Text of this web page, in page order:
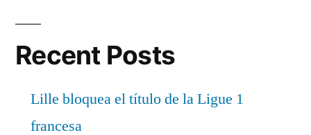
Recent Posts
Lille bloquea el título de la Ligue 1
francesa